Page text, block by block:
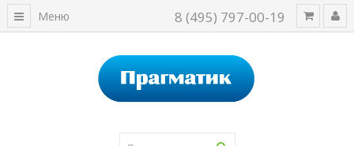
8 (495) 797-00-19
Меню